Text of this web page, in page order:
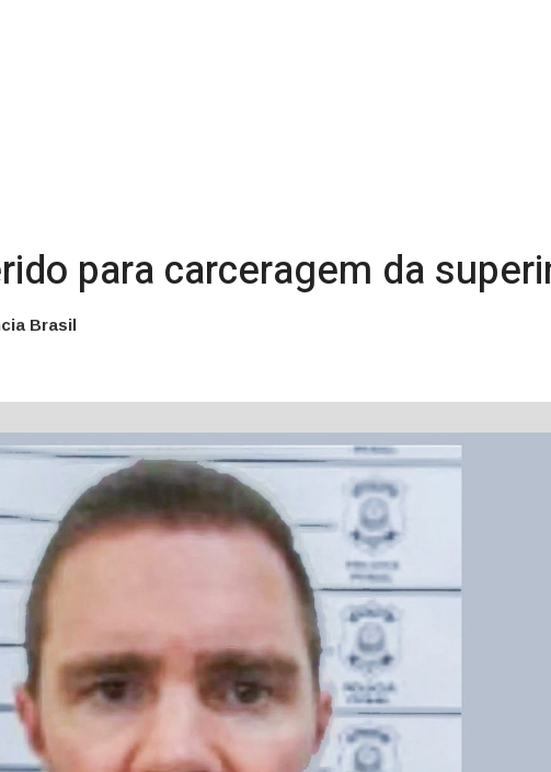
para carceragem da
Brasil